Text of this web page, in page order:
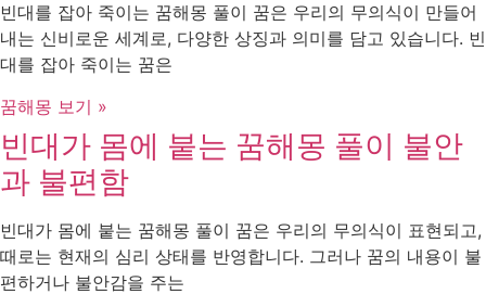
빈대를 잡아 죽이는 꿈해몽 풀이 꿈은 우리의 무의식이 만들어
내는 신비로운 세계로, 다양한 상징과 의미를 담고 있습니다. 빈
대를 잡아 죽이는 꿈은
꿈해몽 보기 »
빈대가 몸에 붙는 꿈해몽 풀이 불안
과 불편함
빈대가 몸에 붙는 꿈해몽 풀이 꿈은 우리의 무의식이 표현되고,
때로는 현재의 심리 상태를 반영합니다. 그러나 꿈의 내용이 불
편하거나 불안감을 주는